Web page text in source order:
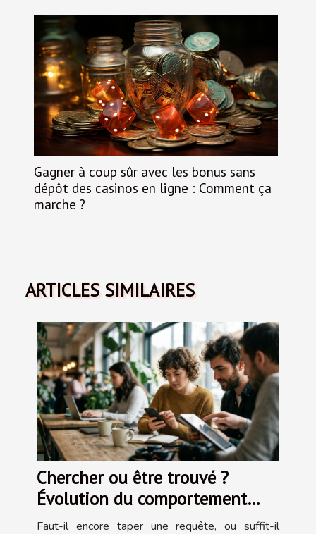
Gagner à coup sûr avec les bonus sans
dépôt des casinos en ligne : Comment ça
marche ?
ARTICLES SIMILAIRES
Chercher ou être trouvé ?
Évolution du comportement
utilisateur face aux services sur
Faut-il encore taper une requête, ou suffit-il